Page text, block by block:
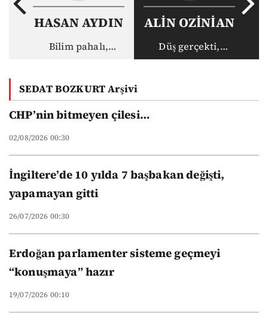
HASAN AYDIN
Bilim pahalı,
üniversitelerinin
yeni düzeni
ALİN OZİNİAN
Düş gerçekti,
gerçek haksız
SEDAT BOZKURT Arşivi
CHP’nin bitmeyen çilesi…
02/08/2026 00:30
İngiltere’de 10 yılda 7 başbakan değişti,
yapamayan gitti
26/07/2026 00:30
Erdoğan parlamenter sisteme geçmeyi
“konuşmaya” hazır
19/07/2026 00:10